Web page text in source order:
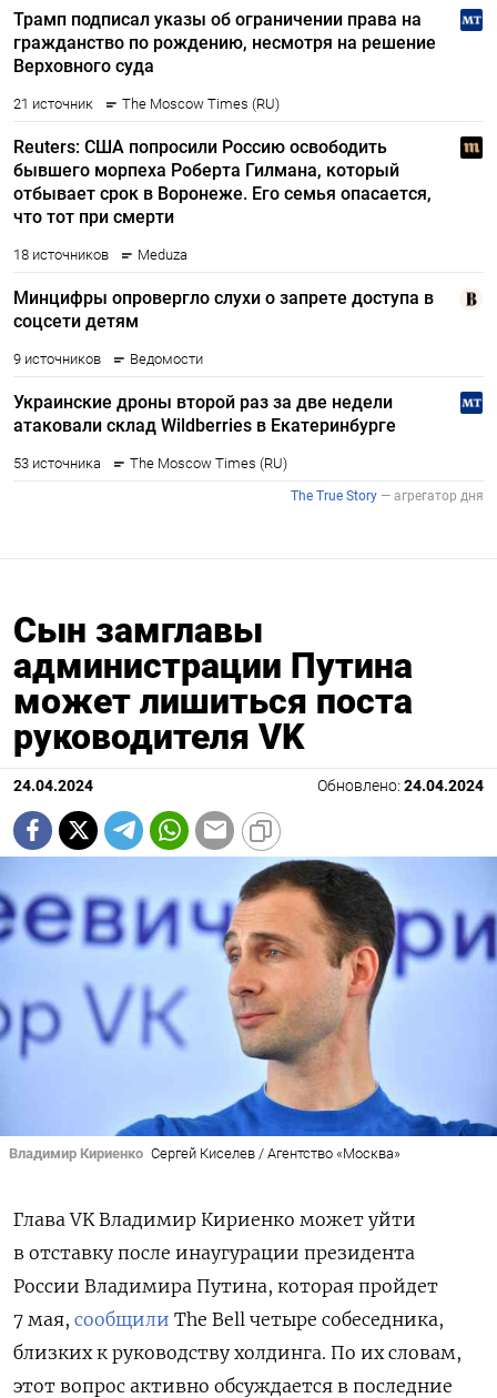
Сын замглавы
администрации Путина
может лишиться поста
руководителя VK
24.04.2024 Обновлено: 24.04.2024
Владимир Кириенко Сергей Киселев / Агентство «Москва»
Глава VK Владимир Кириенко может уйти
в отставку после инаугурации президента
России Владимира Путина, которая пройдет
7 мая, сообщили The Bell четыре собеседника,
близких к руководству холдинга. По их словам,
этот вопрос активно обсуждается в последние